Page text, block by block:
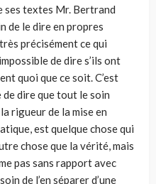
ses textes Mr. Bertrand
de le dire en propres
précisément ce qui
de dire s’ils ont
quoi que ce soit. C’est
de dire que tout le soin
rigueur de la mise en
est quelque chose qui
chose que la vérité, mais
pas sans rapport avec
de l’en séparer d’une